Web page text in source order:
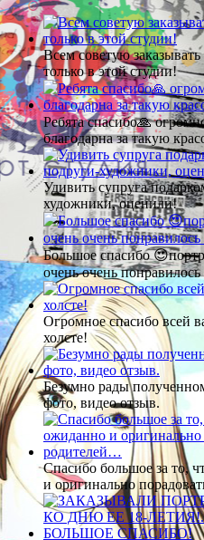
Всем советую
только в этой студии!
Ребята спасибо🙏
благодарна за такую
Удивить супруга
художники, оценили!
Большое спасибо
очень очень
Огромное спасибо всей
холсте!
Безумно рады
фото, видео отзыв.
Спасибо большое за то,
и оригинально